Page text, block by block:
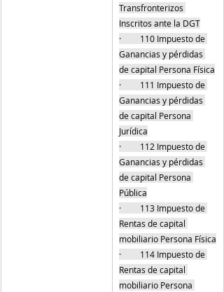
Transfronterizos
Inscritos ante la DGT
·         110 Impuesto de
Ganancias y pérdidas
de capital Persona Física
·         111 Impuesto de
Ganancias y pérdidas
de capital Persona
Jurídica
·         112 Impuesto de
Ganancias y pérdidas
de capital Persona
Pública
·         113 Impuesto de
Rentas de capital
mobiliario Persona Física
·         114 Impuesto de
Rentas de capital
mobiliario Persona